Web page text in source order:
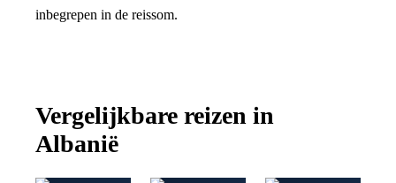
inbegrepen in de reissom.
Vergelijkbare reizen in
Albanië